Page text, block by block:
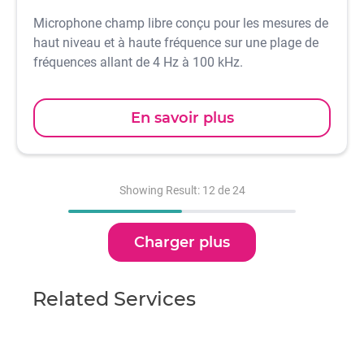
Microphone champ libre conçu pour les mesures de
haut niveau et à haute fréquence sur une plage de
fréquences allant de 4 Hz à 100 kHz.
En savoir plus
Showing Result: 12 de 24
Charger plus
Related Services